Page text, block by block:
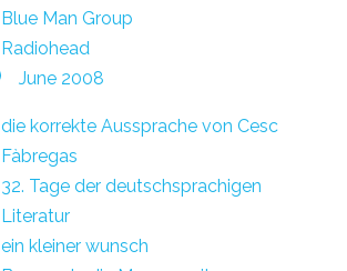
Blue Man Group
Radiohead
June 2008
die korrekte Aussprache von Cesc
Fàbregas
32. Tage der deutschsprachigen
Literatur
ein kleiner wunsch